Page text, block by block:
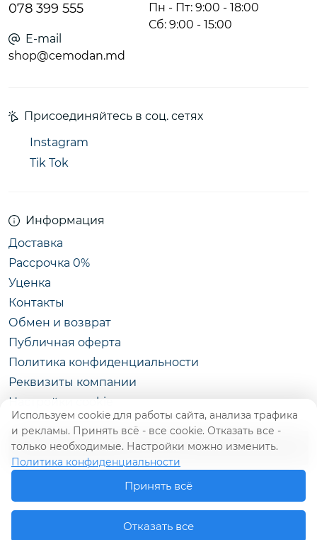
Выбирайте между мягкими сумками и жёсткими
чемоданами, зная, что они официально подходят
Кишинёву и всей Молдове.
Преимущества:
- Бесплатная ручная кладь без доплат в Wizz Air и
других
- Широкий выбор: чемоданы, сумки, материалы и
цвета
- Отличное решение для коротких поездок и
перелётов
- Доставка на следующий день по Молдове от
078 399 555
Пн - Пт: 9:00 - 18:00
Сб: 9:00 - 15:00
E-mail
shop@cemodan.md
Информация
Доставка
Рассрочка 0%
Уценка
Контакты
Обмен и возврат
Публичная оферта
Политика конфиденциальности
Реквизиты компании
Настройки cookie
КАТАЛОГ
Присоединяйтесь в соц. сетях
Instagram
Tik Tok
Используем cookie для работы сайта, анализа трафика
и рекламы. Принять всё - все cookie. Отказать все -
только необходимые. Настройки можно изменить.
Политика конфиденциальности
Отказать все
Принять всё